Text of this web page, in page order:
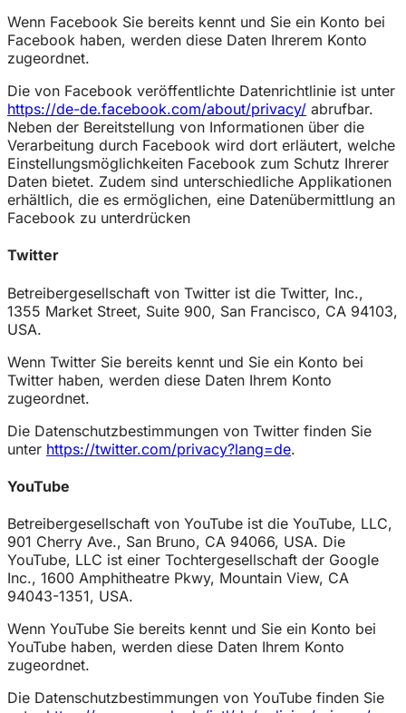
Wenn Facebook Sie bereits kennt und Sie ein Konto bei
Facebook haben, werden diese Daten Ihrerem Konto
zugeordnet.
Die von Facebook veröffentlichte Datenrichtlinie ist unter
https://de-de.facebook.com/about/privacy/ abrufbar.
Neben der Bereitstellung von Informationen über die
Verarbeitung durch Facebook wird dort erläutert, welche
Einstellungsmöglichkeiten Facebook zum Schutz Ihrerer
Daten bietet. Zudem sind unterschiedliche Applikationen
erhältlich, die es ermöglichen, eine Datenübermittlung an
Facebook zu unterdrücken
Twitter
Betreibergesellschaft von Twitter ist die Twitter, Inc.,
1355 Market Street, Suite 900, San Francisco, CA 94103,
USA.
Wenn Twitter Sie bereits kennt und Sie ein Konto bei
Twitter haben, werden diese Daten Ihrem Konto
zugeordnet.
Die Datenschutzbestimmungen von Twitter finden Sie
unter https://twitter.com/privacy?lang=de.
YouTube
Betreibergesellschaft von YouTube ist die YouTube, LLC,
901 Cherry Ave., San Bruno, CA 94066, USA. Die
YouTube, LLC ist einer Tochtergesellschaft der Google
Inc., 1600 Amphitheatre Pkwy, Mountain View, CA
94043-1351, USA.
Wenn YouTube Sie bereits kennt und Sie ein Konto bei
YouTube haben, werden diese Daten Ihrem Konto
zugeordnet.
Die Datenschutzbestimmungen von YouTube finden Sie